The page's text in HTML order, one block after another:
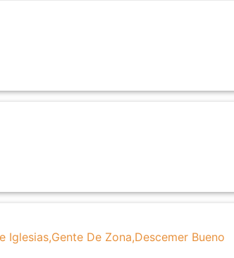
Iglesias,Gente De Zona,Descemer Bueno